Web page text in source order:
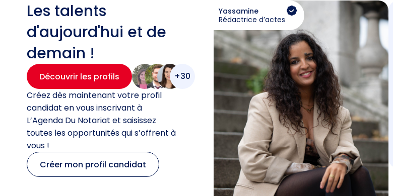
Les talents
d'aujourd'hui et de
demain !
Découvrir les profils
+30
Créez dès maintenant votre profil
candidat en vous inscrivant à
L’Agenda Du Notariat et saisissez
toutes les opportunités qui s’offrent à
vous !
Créer mon profil candidat
Yassamine
Rédactrice d’actes